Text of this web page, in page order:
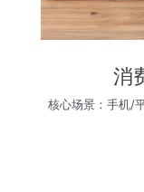
消
核心场景：手机/